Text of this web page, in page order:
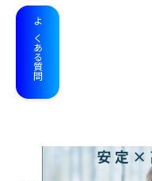
よくある質問